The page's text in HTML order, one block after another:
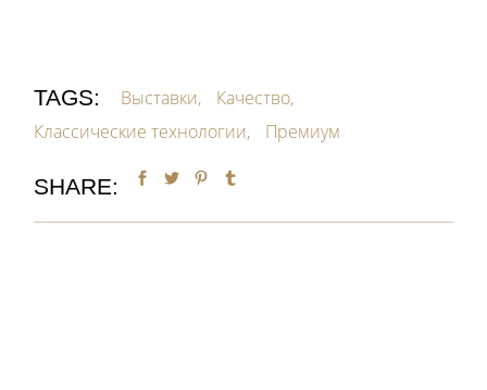
TAGS: Выставки
Качество
Классические технологии
Премиум
SHARE: